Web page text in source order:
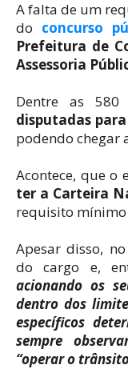
A falta de um
do concurso
Prefeitura de
Assessoria
Dentre as 580
disputadas
podendo chegar
Acontece, que o
ter a Carteira
requisito mínimo
Apesar disso,
do cargo e,
acionando os
dentro dos
específicos
sempre
“operar o